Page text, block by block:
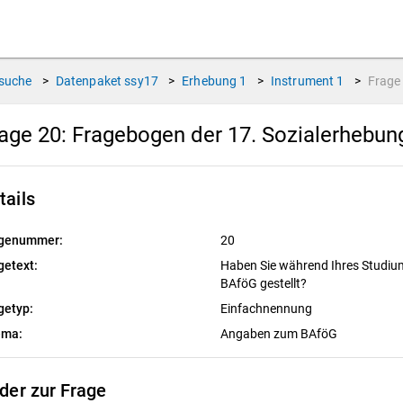
> Datenpaket ssy17 > Erhebung 1 > Instrument 1 > Frage
20: Fragebogen der 17.
20
Haben Sie während Ihres
BAföG gestellt?
Einfachnennung
Angaben zum BAföG
zur Frage